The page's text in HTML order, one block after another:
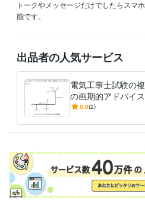
トークやメッセージだけでしたらスマ
能です。
出品者の人気サービス
電気工事士試験の
の画期的アドバイ
ミス無く、サクサ
へ
5.0(2)